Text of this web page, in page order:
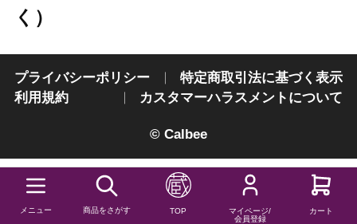
メニュー 商品をさがす TOP
マイページ/
会員登録
カート
く）
プライバシーポリシー
特定商取引法に基づく表示
利用規約
カスタマーハラスメントについて
© Calbee